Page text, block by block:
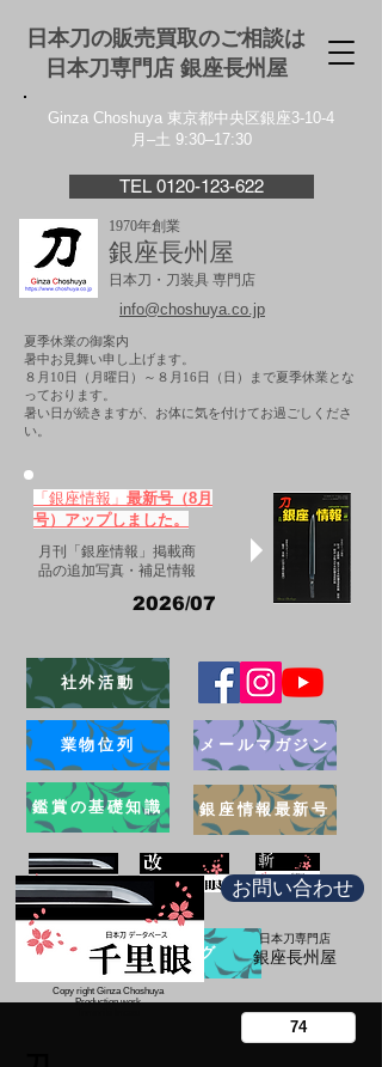
日本刀の販売買取のご相談は
日本刀専門店 銀座⻑州屋
Ginza Choshuya 東京都中央区銀座3-10-4
月–土 9:30–17:30
TEL 0120-123-622
1970年創業
銀座長州屋
日本刀・刀装具 専門店
info@choshuya.co.jp
夏季休業の御案内
暑中お見舞い申し上げます。
８月10日（月曜日）～８月16日（日）まで夏季休業とな
っております。
​暑い日が続きますが、お体に気を付けてお過ごしくださ
い。
「銀座情報」 最新号（8月
号）アップしました。
月刊「銀座情報」掲載商
品の追加写真・補足情報
2026/07
社外活動
業物位列
鑑賞の基礎知識
メールマガジン
銀座情報最新号
ブログ
お問い合わせ
日本刀専門店
​銀座長州屋
Copy right Ginza Choshuya
Production work